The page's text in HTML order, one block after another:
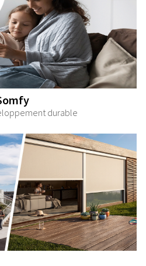
durable